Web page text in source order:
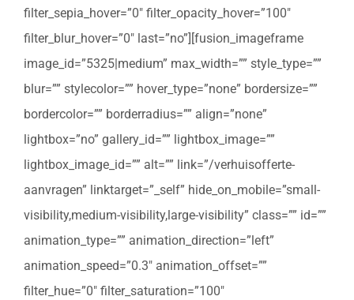
filter_sepia_hover=”0″ filter_opacity_hover=”100″
filter_blur_hover=”0″ last=”no”][fusion_imageframe
image_id=”5325|medium” max_width=”” style_type=””
blur=”” stylecolor=”” hover_type=”none” bordersize=””
bordercolor=”” borderradius=”” align=”none”
lightbox=”no” gallery_id=”” lightbox_image=””
lightbox_image_id=”” alt=”” link=”/verhuisofferte-
aanvragen” linktarget=”_self” hide_on_mobile=”small-
visibility,medium-visibility,large-visibility” class=”” id=””
animation_type=”” animation_direction=”left”
animation_speed=”0.3″ animation_offset=””
filter_hue=”0″ filter_saturation=”100″